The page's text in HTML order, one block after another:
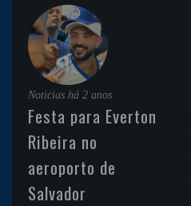
Noticias há 2 anos
Festa para Everton
Ribeira no
aeroporto de
Salvador